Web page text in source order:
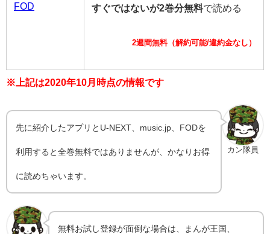
FOD すぐではないが2巻分無料で読める
2週間無料（解約可能/違約金なし）
※上記は2020年10月時点の情報です
カン隊員
先に紹介したアプリとU-NEXT、music.jp、FODを
利用すると全巻無料ではありませんが、かなりお得
に読めちゃいます。
無料お試し登録が面倒な場合は、まんが王国、